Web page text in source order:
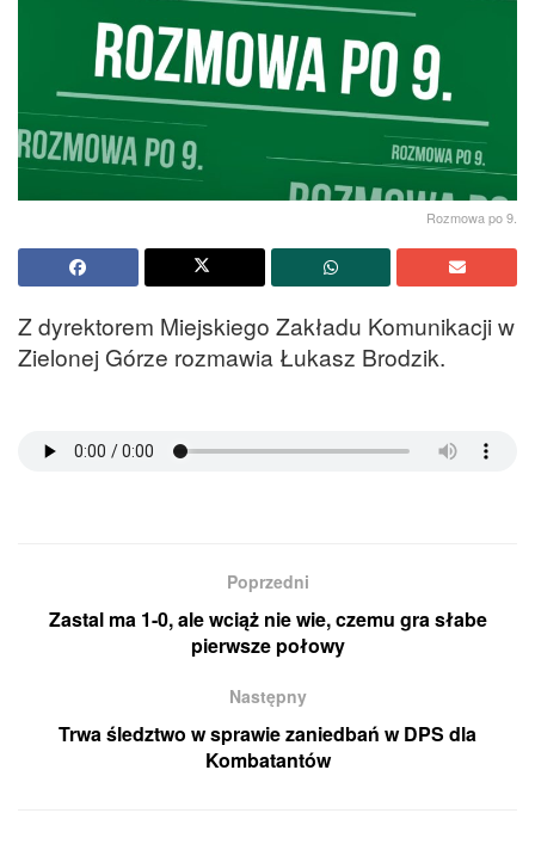
Rozmowa po 9.
Z dyrektorem Miejskiego Zakładu Komunikacji w
Zielonej Górze rozmawia Łukasz Brodzik.
Poprzedni
Zastal ma 1-0, ale wciąż nie wie, czemu gra słabe
pierwsze połowy
Następny
Trwa śledztwo w sprawie zaniedbań w DPS dla
Kombatantów